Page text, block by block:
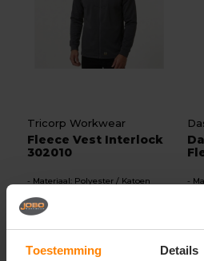
Toestemming Details
Tricorp Workwear
Fleece Vest Interlock
302010
Materiaal: Polyester / Katoen
Meer stuks = meer korting